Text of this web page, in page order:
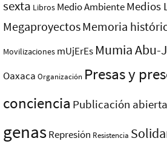
sexta Libros Medio AmbienteMedios
MegaproyectosMemoria
Movilizaciones mUjErEs Mumia Abu-
Oaxaca Organización Presas y
conciencia Publicación abierta
genasRepresión Resistencia